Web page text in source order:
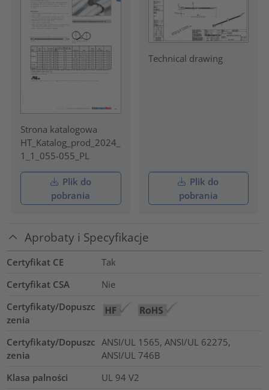
Strona katalogowa
HT_Katalog_prod_2024_
1_1_055-055_PL
Plik do
pobrania
Technical drawing
Plik do
pobrania
Aprobaty i Specyfikacje
Certyfikat CE
Tak
Certyfikat CSA
Nie
Certyfikaty/Dopuszc
zenia
Certyfikaty/Dopuszc
zenia
ANSI/UL 1565, ANSI/UL 62275,
ANSI/UL 746B
Klasa palności
UL 94 V2